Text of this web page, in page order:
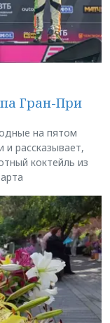
Гран-При
на пятом
рассказывает,
коктейль из